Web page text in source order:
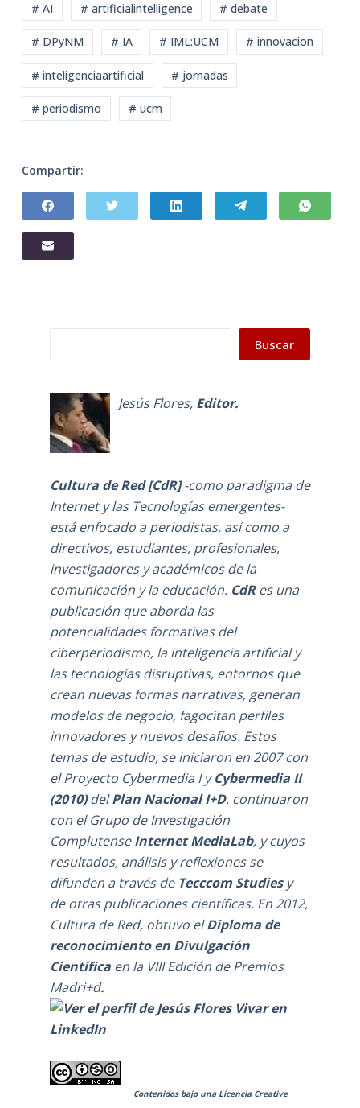
# AI # artificialintelligence # debate
# DPyNM # IA # IML:UCM # innovacion
# inteligenciaartificial # jornadas
# periodismo # ucm
Compartir:
Buscar
Jesús Flores, Editor.
Cultura de Red [CdR]-como paradigma de
Internet y las Tecnologías emergentes-
está enfocado a periodistas, así como a
directivos, estudiantes, profesionales,
investigadores y académicos de la
comunicación y la educación. CdRes una
publicación que aborda las
potencialidades formativas del
ciberperiodismo, la inteligencia artificial y
las tecnologías disruptivas, entornos que
crean nuevas formas narrativas, generan
modelos de negocio, fagocitan perfiles
innovadores y nuevos desafíos. Estos
temas de estudio, se iniciaron en 2007 con
el Proyecto Cybermedia I yCybermedia II
(2010) delPlan Nacional I+D, continuaron
con elGrupo de Investigación
ComplutenseInternet MediaLab, y cuyos
resultados, análisis y reflexiones se
difunden a través de Tecccom Studiesy
de otras publicaciones científicas. En 2012,
Cultura de Red, obtuvo elDiploma de
reconocimiento en Divulgación
Científicaen la VIII Edición de Premios
Madri+d.
Contenidos bajo una Licencia Creative